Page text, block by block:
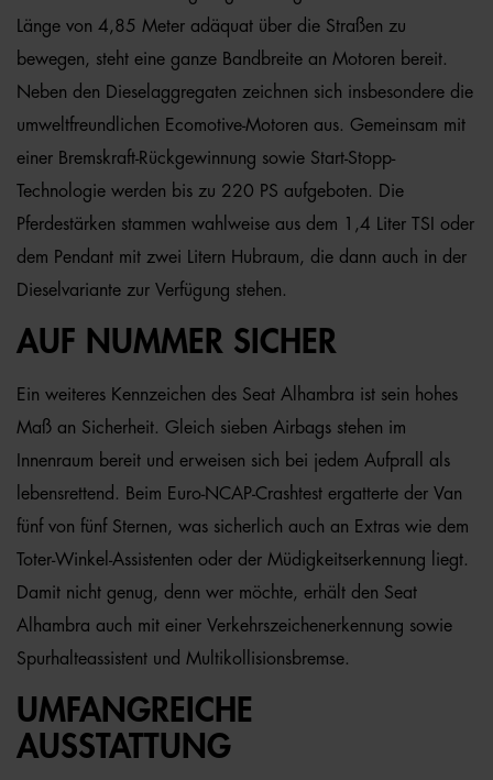
Länge von 4,85 Meter adäquat über die Straßen zu
bewegen, steht eine ganze Bandbreite an Motoren bereit.
Neben den Dieselaggregaten zeichnen sich insbesondere die
umweltfreundlichen Ecomotive-Motoren aus. Gemeinsam mit
einer Bremskraft-Rückgewinnung sowie Start-Stopp-
Technologie werden bis zu 220 PS aufgeboten. Die
Pferdestärken stammen wahlweise aus dem 1,4 Liter TSI oder
dem Pendant mit zwei Litern Hubraum, die dann auch in der
Dieselvariante zur Verfügung stehen.
AUF NUMMER SICHER
Ein weiteres Kennzeichen des Seat Alhambra ist sein hohes
Maß an Sicherheit. Gleich sieben Airbags stehen im
Innenraum bereit und erweisen sich bei jedem Aufprall als
lebensrettend. Beim Euro-NCAP-Crashtest ergatterte der Van
fünf von fünf Sternen, was sicherlich auch an Extras wie dem
Toter-Winkel-Assistenten oder der Müdigkeitserkennung liegt.
Damit nicht genug, denn wer möchte, erhält den Seat
Alhambra auch mit einer Verkehrszeichenerkennung sowie
Spurhalteassistent und Multikollisionsbremse.
UMFANGREICHE
AUSSTATTUNG